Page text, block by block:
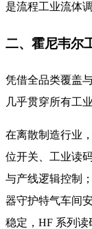
是流程工业流体
二、霍尼韦尔
凭借全品类覆盖
几乎贯穿所有工
在离散制造行业
位开关、工业读
与产线逻辑控制
器守护特气车间
稳定，HF 系列读